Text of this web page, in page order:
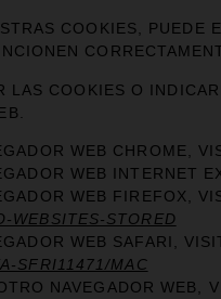
COOKIES, PUEDE
LAS COOKIES O
WEB CHROME,
WEB INTERNET
WEB FIREFOX,
WEBSITES-STORED
WEB SAFARI,
SFRI11471/MAC
NAVEGADOR WEB,